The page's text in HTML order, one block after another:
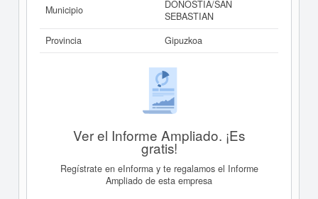
Municipio
DONOSTIA/SAN
SEBASTIAN
Provincia
Gipuzkoa
Ver el Informe Ampliado. ¡Es
gratis!
Regístrate en eInforma y te regalamos el Informe
Ampliado de esta empresa